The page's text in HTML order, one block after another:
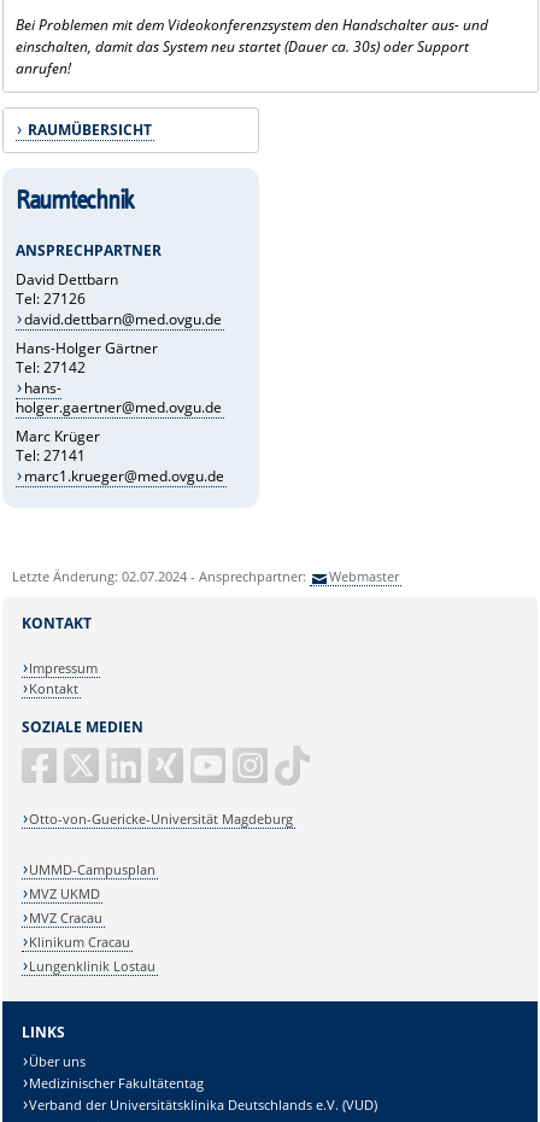
Bei Problemen mit dem Videokonferenzsystem den Handschalter aus- und
einschalten, damit das System neu startet (Dauer ca. 30s)oder Support
anrufen!
RAUMÜBERSICHT
Raumtechnik
ANSPRECHPARTNER
David Dettbarn
Tel: 27126
david.dettbarn@med.ovgu.de
Hans-Holger Gärtner
Tel: 27142
hans-
holger.gaertner@med.ovgu.de
Marc Krüger
Tel: 27141
marc1.krueger@med.ovgu.de
Letzte Änderung: 02.07.2024 - Ansprechpartner: Webmaster
SOZIALE MEDIEN
Otto-von-Guericke-Universität Magdeburg
KONTAKT
Impressum
Kontakt
UMMD-Campusplan
MVZ UKMD
MVZ Cracau
Klinikum Cracau
Lungenklinik Lostau
LINKS
Über uns
Medizinischer Fakultätentag
Verband der Universitätsklinika Deutschlands e.V. (VUD)